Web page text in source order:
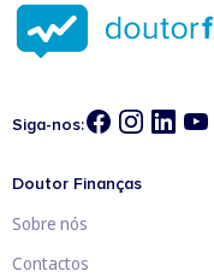
Siga-nos:
Doutor Finanças
Sobre nós
Contactos